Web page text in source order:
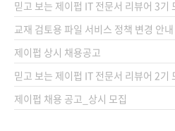
믿고 보는 제이펍 IT 전문서 리뷰어 3기
교재 검토용 파일 서비스 정책 변경 안내
제이펍 상시 채용공고
믿고 보는 제이펍 IT 전문서 리뷰어 2기
제이펍 채용 공고_상시 모집